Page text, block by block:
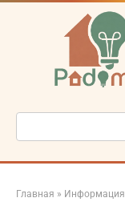
Перейти
Поиск:
Главная » Информация